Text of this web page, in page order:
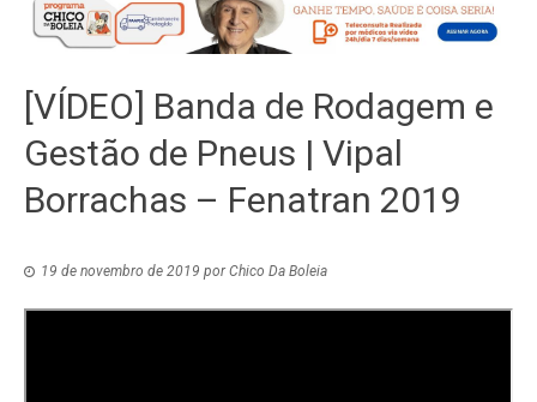
[VÍDEO] Banda de Rodagem e
Gestão de Pneus | Vipal
Borrachas – Fenatran 2019
19 de novembro de 2019 porChico Da Boleia